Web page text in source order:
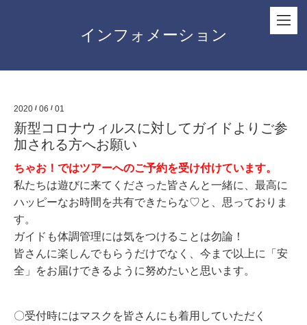
インフォメーション
2020 / 06 / 01
新型コロナウィルスに対してガイドよりご参
加される方へお願い
ちゃお！ではツアーへのご予約を受け付けています。
私たちは遊びに来てくださった皆さんと一緒に、最高に
ハッピーなお時間を共有できたらな♡と、思っておりま
す。
ガイドも体調管理には気をつけることは勿論！
皆さんに楽しんでもらうだけでなく、今まで以上に「安
全」をお届けできるように努めたいと思います。
〇受付時にはマスクを皆さんにも着用していただく